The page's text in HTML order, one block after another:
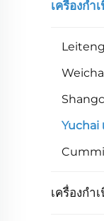
เครื่องกำ
Yuchai
เครื่องกำ